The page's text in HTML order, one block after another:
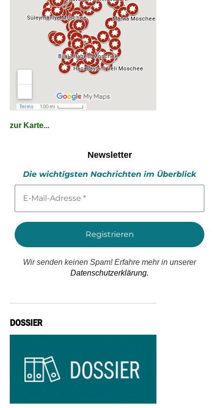
zur Karte...
Newsletter
Die wichtigsten Nachrichten im Überblick
Mail-
*
Wir senden keinen Spam! Erfahre mehr in unserer
Datenschutzerklärung.
DOSSIER